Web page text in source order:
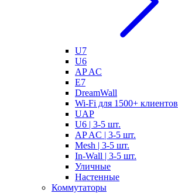
U7
U6
AP AC
E7
DreamWall
Wi-Fi для 1500+ клиентов
UAP
U6 | 3-5 шт.
AP AC | 3-5 шт.
Mesh | 3-5 шт.
In-Wall | 3-5 шт.
Уличные
Настенные
Коммутаторы